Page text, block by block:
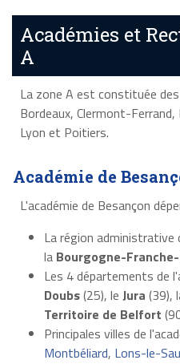
Académies et
A
La zone A est constituée
Bordeaux, Clermont-
Lyon et Poitiers.
Académie de
L'académie de Besançon
La région administrative
la Bourgogne-
Les 4 départements de
Doubs(25), le Jura (39),
Territoire de Belfort
Principales villes de
Montbéliard, Lons-le-